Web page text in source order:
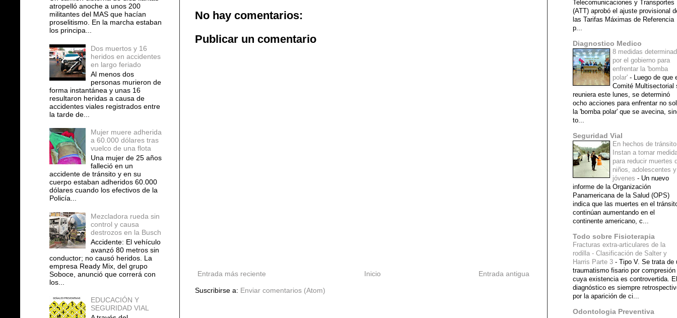
No hay comentarios:
Publicar un comentario
Entrada más reciente Entrada antigua
Inicio
Suscribirse a: Enviar comentarios (Atom)
atropelló anoche a unos 200
militantes del MAS que hacían
proselitismo. En la marcha estaban
los principa...
Dos muertos y 16
heridos en accidentes
en largo feriado
Al menos dos
personas murieron de
forma instantánea y unas 16
resultaron heridas a causa de
accidentes viales registrados entre
la tarde de...
Mujer muere adherida
a 60.000 dólares tras
vuelco de una flota
Una mujer de 25 años
falleció en un
accidente de tránsito y en su
cuerpo estaban adheridos 60.000
dólares cuando los efectivos de la
Policía...
Mezcladora rueda sin
control y causa
destrozos en la Busch
Accidente: El vehículo
avanzó 80 metros sin
conductor; no causó heridos. La
empresa Ready Mix, del grupo
Soboce, anunció que correrá con
los...
EDUCACIÓN Y
SEGURIDAD VIAL
Telecomunicaciones y Transportes
(ATT) aprobó el ajuste provisional
las Tarifas Máximas de Referencia
p...
Diagnostico Medico
8 medidas
por el gobierno para
enfrentar la 'bomba
polar' - Luego de que
Comité Multisectorial
reuniera este lunes, se determinó
ocho acciones para enfrentar no
la 'bomba polar' que se avecina,
to...
Seguridad Vial
En hechos de tránsito
Instan a tomar
para reducir muertes
niños, adolescentes y
jóvenes - Un nuevo
informe de la Organización
Panamericana de la Salud (OPS)
indica que las muertes en el
continúan aumentando en el
continente americano, c...
Todo sobre Fisioterapia
Fracturas extra-articulares de la
rodilla - Clasificación de Salter y
Harris Parte 3 - Tipo V. Se trata de
traumatismo fisario por compresión
cuya existencia es controvertida. El
diagnóstico es siempre
por la aparición de ci...
Odontologia Preventiva